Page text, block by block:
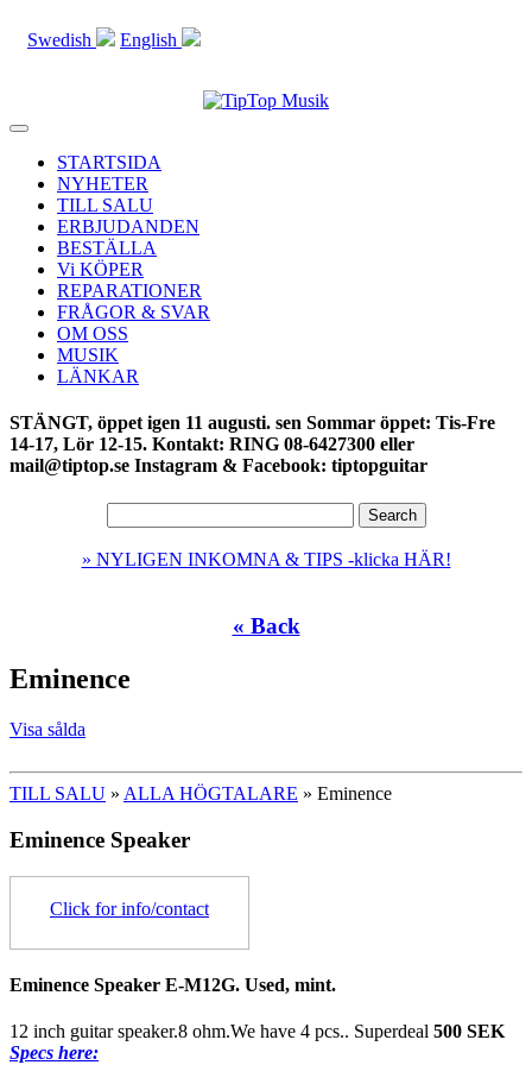
Swedish English
Toggle
navigationSTARTSIDA
NYHETER
TILL SALU
ERBJUDANDEN
BESTÄLLA
Vi KÖPER
REPARATIONER
FRÅGOR & SVAR
OM OSS
MUSIK
LÄNKAR
STÄNGT, öppet igen 11 augusti. sen Sommar öppet: Tis-Fre
14-17, Lör 12-15. Kontakt: RING 08-6427300 eller
mail@tiptop.se Instagram & Facebook: tiptopguitar
» NYLIGEN INKOMNA & TIPS -klicka HÄR!
« Back
Eminence
Visa sålda
TILL SALU » ALLA HÖGTALARE » Eminence
Eminence Speaker
Click for info/contact
Eminence Speaker E-M12G. Used, mint.
12 inch guitar speaker.8 ohm.We have 4 pcs.. Superdeal 500 SEK
Specs here: